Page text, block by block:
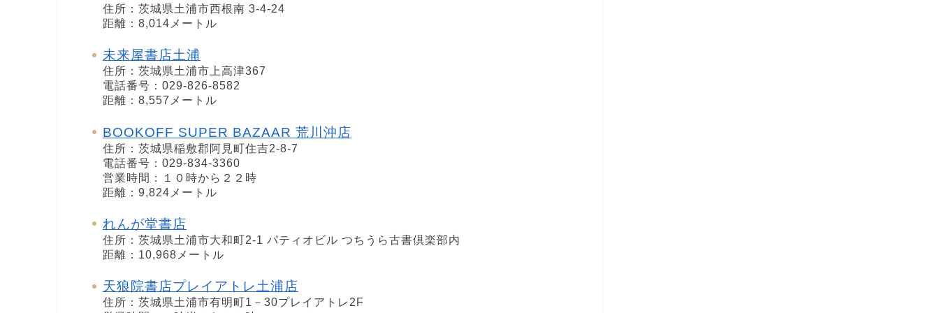
住所：茨城県土浦市西根南 3-4-24
距離：8,014メートル
未来屋書店土浦
住所：茨城県土浦市上高津367
電話番号：029-826-8582
距離：8,557メートル
BOOKOFF SUPER BAZAAR 荒川沖店
住所：茨城県稲敷郡阿見町住吉2-8-7
電話番号：029-834-3360
営業時間：１０時から２２時
距離：9,824メートル
れんが堂書店
住所：茨城県土浦市大和町2-1 パティオビル つちうら古書倶楽部内
距離：10,968メートル
天狼院書店プレイアトレ土浦店
住所：茨城県土浦市有明町1－30プレイアトレ2F